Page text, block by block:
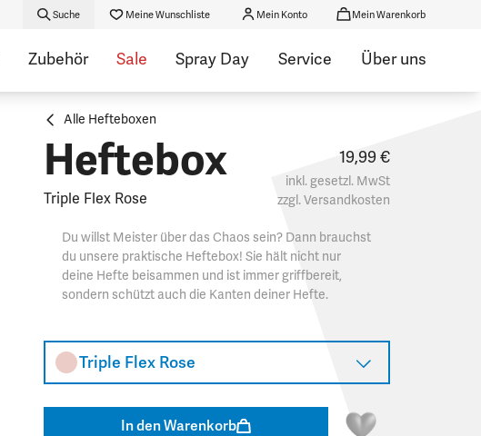
Suche Meine Wunschliste Mein Konto Mein Warenkorb
Zubehör Sale Spray Day Service Über uns
Alle Hefteboxen
Heftebox
Triple Flex Rose
19,99 €
inkl. gesetzl. MwSt
zzgl.Versandkosten
Du willst Meister über das Chaos sein? Dann brauchst
du unsere praktische Heftebox! Sie hält nicht nur
deine Hefte beisammen und ist immer griffbereit,
sondern schützt auch die Kanten deiner Hefte.
Triple Flex Rose
In den Warenkorb